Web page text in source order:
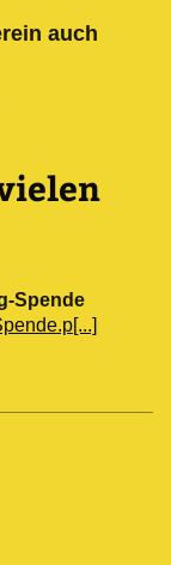
auch
Spende